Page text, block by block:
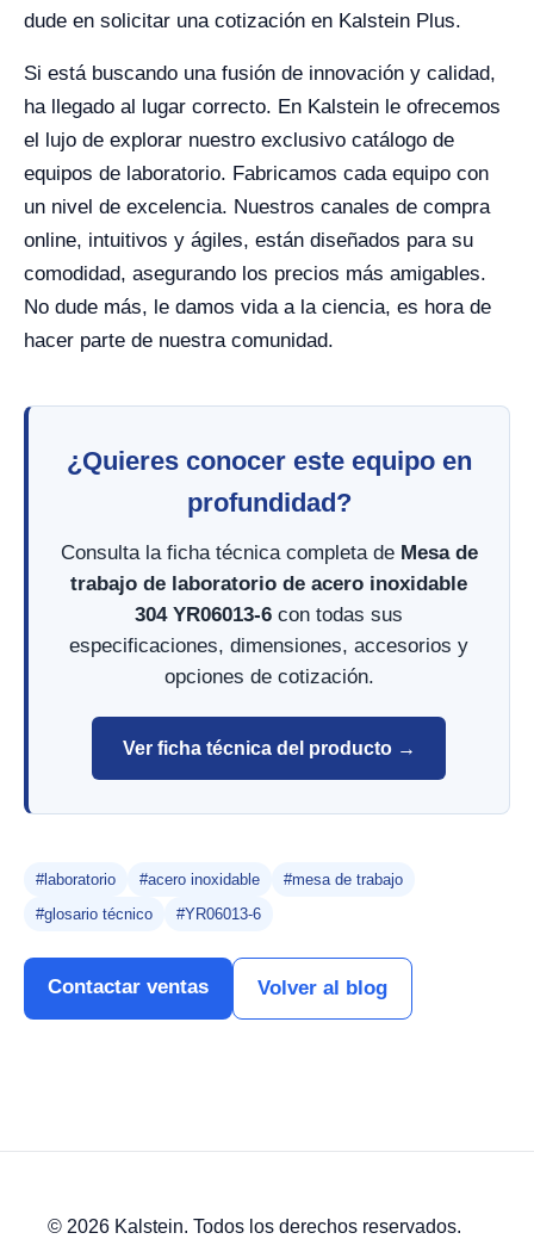
dude en solicitar una cotización en Kalstein Plus.
Si está buscando una fusión de innovación y calidad,
ha llegado al lugar correcto. En Kalstein le ofrecemos
el lujo de explorar nuestro exclusivo catálogo de
equipos de laboratorio. Fabricamos cada equipo con
un nivel de excelencia. Nuestros canales de compra
online, intuitivos y ágiles, están diseñados para su
comodidad, asegurando los precios más amigables.
No dude más, le damos vida a la ciencia, es hora de
hacer parte de nuestra comunidad.
¿Quieres conocer este equipo en
profundidad?
Consulta la ficha técnica completa de Mesa de
trabajo de laboratorio de acero inoxidable
304 YR06013-6 con todas sus
especificaciones, dimensiones, accesorios y
opciones de cotización.
Ver ficha técnica del producto →
#laboratorio #acero inoxidable
#mesa de trabajo
#glosario técnico
#YR06013-6
Contactar ventas Volver al blog
© 2026 Kalstein. Todos los derechos reservados.